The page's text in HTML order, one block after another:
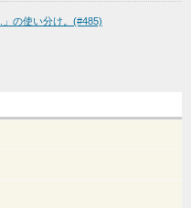
」の使い分け。(#485)